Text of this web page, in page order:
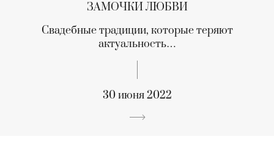
ЗАМОЧКИ ЛЮБВИ
Свадебные традиции, которые теряют
актуальность…
30 июня 2022